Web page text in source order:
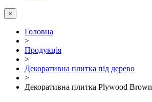
×
Головна
>
Продукція
>
Декоративна плитка під дерево
>
Декоративна плитка Plywood Brown